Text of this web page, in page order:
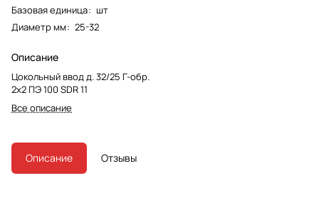
Базовая единица: шт
Диаметр мм: 25-32
Описание
Цокольный ввод д. 32/25 Г-обр.
2х2 ПЭ 100 SDR 11
Все описание
Описание Отзывы